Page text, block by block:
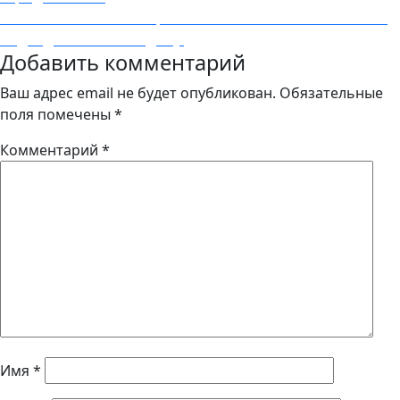
записям
Добавить комментарий
Ваш адрес email не будет опубликован. Обязательные
поля помечены *
Комментарий *
Имя *